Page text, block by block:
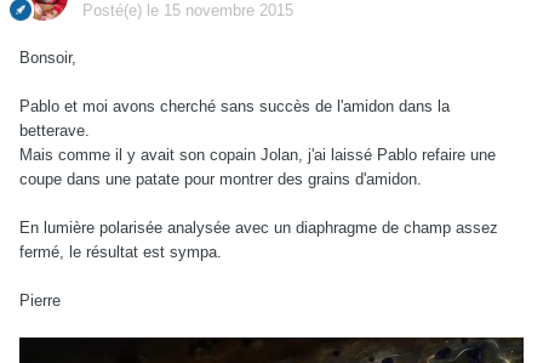
Posté(e) le 15 novembre 2015
Bonsoir,
Pablo et moi avons cherché sans succès de l'amidon dans la
betterave.
Mais comme il y avait son copain Jolan, j'ai laissé Pablo refaire une
coupe dans une patate pour montrer des grains d'amidon.
En lumière polarisée analysée avec un diaphragme de champ assez
fermé, le résultat est sympa.
Pierre